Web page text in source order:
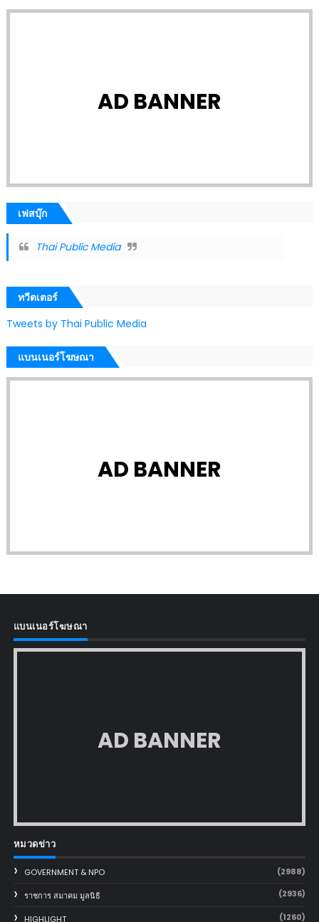
AD BANNER
เฟสบุ๊ก
Thai Public Media
ทวีตเตอร์
Tweets by Thai Public Media
แบนเนอร์โฆษณา
AD BANNER
แบนเนอร์โฆษณา
AD BANNER
หมวดข่าว
GOVERNMENT & NPO (2988)
ราชการ สมาคม มูลนิธิ (2936)
HIGHLIGHT (1260)